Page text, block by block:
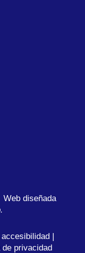
Web diseñada
|
de privacidad